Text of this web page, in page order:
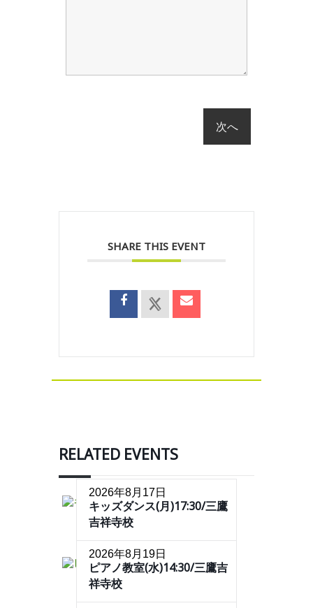
SHARE THIS EVENT
RELATED EVENTS
2026年8月17日
キッズダンス(月)17:30/三鷹
吉祥寺校
2026年8月19日
ピアノ教室(水)14:30/三鷹吉
祥寺校